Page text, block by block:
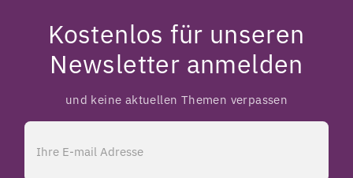
Kostenlos für unseren
Newsletter anmelden
und keine aktuellen Themen verpassen